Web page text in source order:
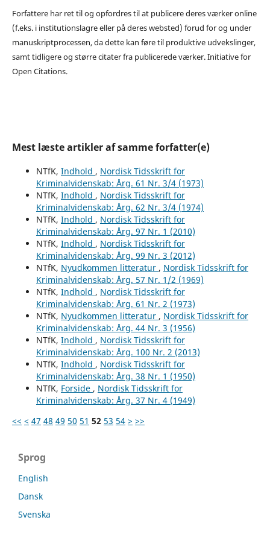
Forfattere har ret til og opfordres til at publicere deres værker online
(f.eks. i institutionslagre eller på deres websted) forud for og under
manuskriptprocessen, da dette kan føre til produktive udvekslinger,
samt tidligere og større citater fra publicerede værker. Initiative for
Open Citations.
Mest læste artikler af samme forfatter(e)
NTfK, Indhold , Nordisk Tidsskrift for
Kriminalvidenskab: Årg. 61 Nr. 3/4 (1973)
NTfK, Indhold , Nordisk Tidsskrift for
Kriminalvidenskab: Årg. 62 Nr. 3/4 (1974)
NTfK, Indhold , Nordisk Tidsskrift for
Kriminalvidenskab: Årg. 97 Nr. 1 (2010)
NTfK, Indhold , Nordisk Tidsskrift for
Kriminalvidenskab: Årg. 99 Nr. 3 (2012)
NTfK, Nyudkommen litteratur , Nordisk Tidsskrift for
Kriminalvidenskab: Årg. 57 Nr. 1/2 (1969)
NTfK, Indhold , Nordisk Tidsskrift for
Kriminalvidenskab: Årg. 61 Nr. 2 (1973)
NTfK, Nyudkommen litteratur , Nordisk Tidsskrift for
Kriminalvidenskab: Årg. 44 Nr. 3 (1956)
NTfK, Indhold , Nordisk Tidsskrift for
Kriminalvidenskab: Årg. 100 Nr. 2 (2013)
NTfK, Indhold , Nordisk Tidsskrift for
Kriminalvidenskab: Årg. 38 Nr. 1 (1950)
NTfK, Forside , Nordisk Tidsskrift for
Kriminalvidenskab: Årg. 37 Nr. 4 (1949)
<< < 47 48 49 50 51 52 53 54 > >>
Sprog
English
Dansk
Svenska